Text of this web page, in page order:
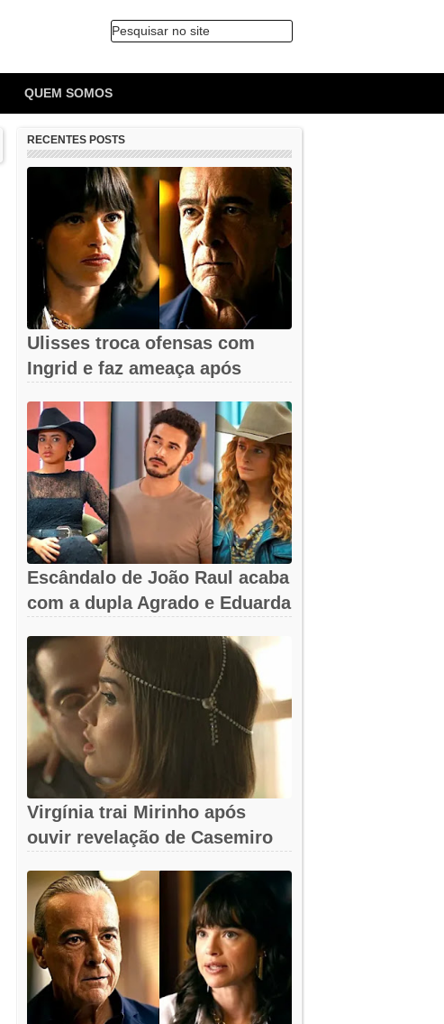
Pesquisar no site
QUEM SOMOS
RECENTES POSTS
Ulisses troca ofensas com
Ingrid e faz ameaça após
Escândalo de João Raul acaba
com a dupla Agrado e Eduarda
Virgínia trai Mirinho após
ouvir revelação de Casemiro